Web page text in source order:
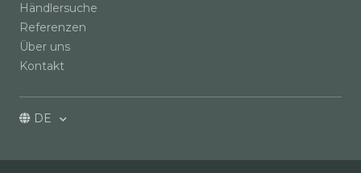
Händlersuche
Referenzen
Über uns
Kontakt
DE